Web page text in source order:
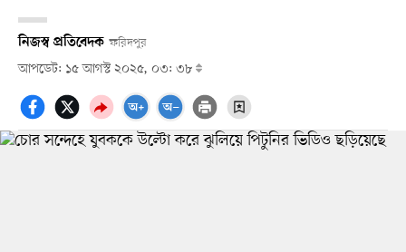
নিজস্ব প্রতিবেদক ফরিদপুর
আপডেট: ১৫ আগস্ট ২০২৫, ০৩: ৩৮